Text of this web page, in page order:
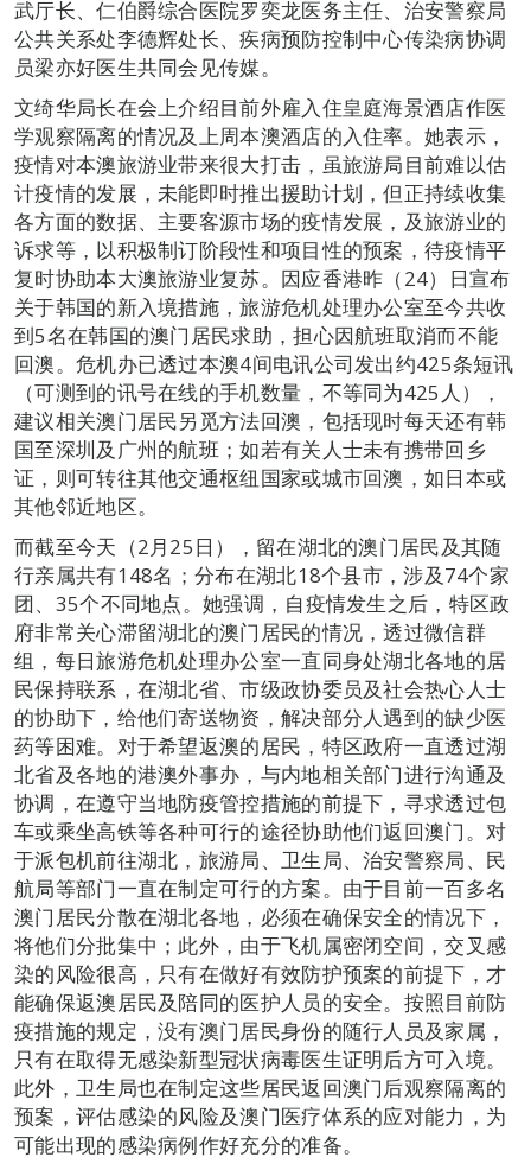
武厅长、仁伯爵综合医院罗奕龙医务主任、治安警察局
公共关系处李德辉处长、疾病预防控制中心传染病协调
员梁亦好医生共同会见传媒。
文绮华局长在会上介绍目前外雇入住皇庭海景酒店作医
学观察隔离的情况及上周本澳酒店的入住率。她表示，
疫情对本澳旅游业带来很大打击，虽旅游局目前难以估
计疫情的发展，未能即时推出援助计划，但正持续收集
各方面的数据、主要客源市场的疫情发展，及旅游业的
诉求等，以积极制订阶段性和项目性的预案，待疫情平
复时协助本大澳旅游业复苏。因应香港昨（24）日宣布
关于韩国的新入境措施，旅游危机处理办公室至今共收
到5名在韩国的澳门居民求助，担心因航班取消而不能
回澳。危机办已透过本澳4间电讯公司发出约425条短讯
（可测到的讯号在线的手机数量，不等同为425人），
建议相关澳门居民另觅方法回澳，包括现时每天还有韩
国至深圳及广州的航班；如若有关人士未有携带回乡
证，则可转往其他交通枢纽国家或城市回澳，如日本或
其他邻近地区。
而截至今天（2月25日），留在湖北的澳门居民及其随
行亲属共有148名；分布在湖北18个县市，涉及74个家
团、35个不同地点。她强调，自疫情发生之后，特区政
府非常关心滞留湖北的澳门居民的情况，透过微信群
组，每日旅游危机处理办公室一直同身处湖北各地的居
民保持联系，在湖北省、市级政协委员及社会热心人士
的协助下，给他们寄送物资，解决部分人遇到的缺少医
药等困难。对于希望返澳的居民，特区政府一直透过湖
北省及各地的港澳外事办，与内地相关部门进行沟通及
协调，在遵守当地防疫管控措施的前提下，寻求透过包
车或乘坐高铁等各种可行的途径协助他们返回澳门。对
于派包机前往湖北，旅游局、卫生局、治安警察局、民
航局等部门一直在制定可行的方案。由于目前一百多名
澳门居民分散在湖北各地，必须在确保安全的情况下，
将他们分批集中；此外，由于飞机属密闭空间，交叉感
染的风险很高，只有在做好有效防护预案的前提下，才
能确保返澳居民及陪同的医护人员的安全。按照目前防
疫措施的规定，没有澳门居民身份的随行人员及家属，
只有在取得无感染新型冠状病毒医生证明后方可入境。
此外，卫生局也在制定这些居民返回澳门后观察隔离的
预案，评估感染的风险及澳门医疗体系的应对能力，为
可能出现的感染病例作好充分的准备。